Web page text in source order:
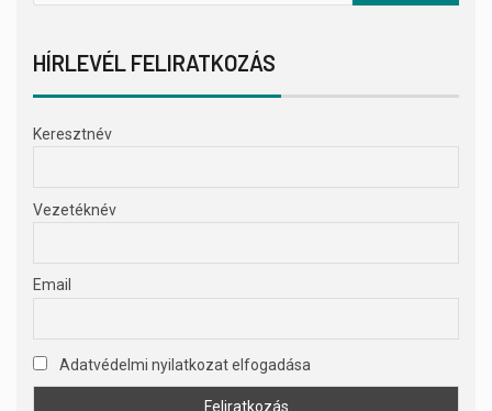
HÍRLEVÉL FELIRATKOZÁS
Keresztnév
Vezetéknév
Email
Adatvédelmi nyilatkozat elfogadása